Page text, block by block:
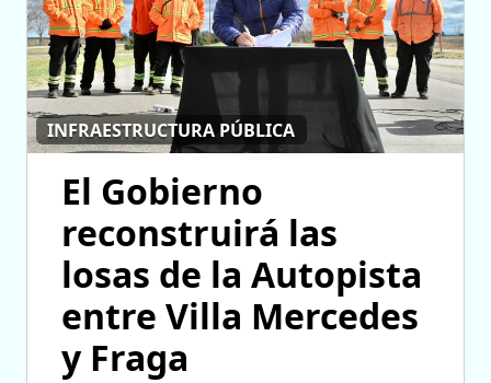
INFRAESTRUCTURA PÚBLICA
El Gobierno
reconstruirá las
losas de la Autopista
entre Villa Mercedes
y Fraga